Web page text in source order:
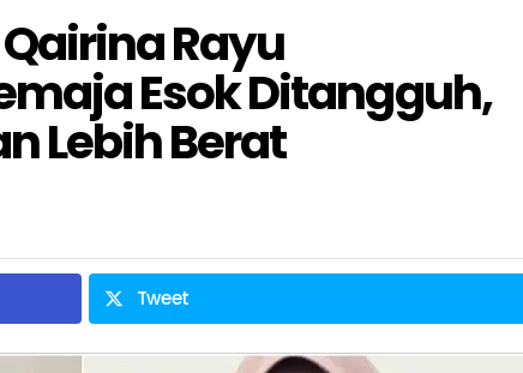
Rayu
Esok Ditangguh,
Lebih Berat
Tweet